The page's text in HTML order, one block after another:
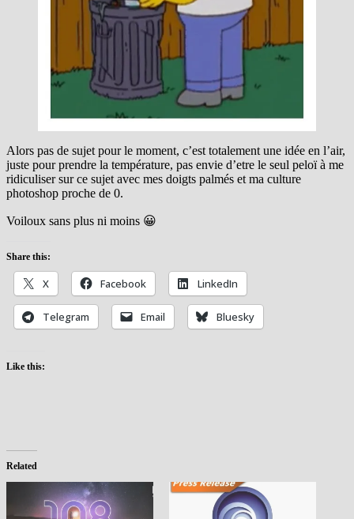
Alors pas de sujet pour le moment, c’est totalement une idée en l’air,
juste pour prendre la température, pas envie d’etre le seul peloï à me
ridiculiser sur ce sujet avec mes doigts palmés et ma culture
photoshop proche de 0.
Voiloux sans plus ni moins 😀
Share this:
X Facebook LinkedIn
Telegram Email Bluesky
Like this:
Related